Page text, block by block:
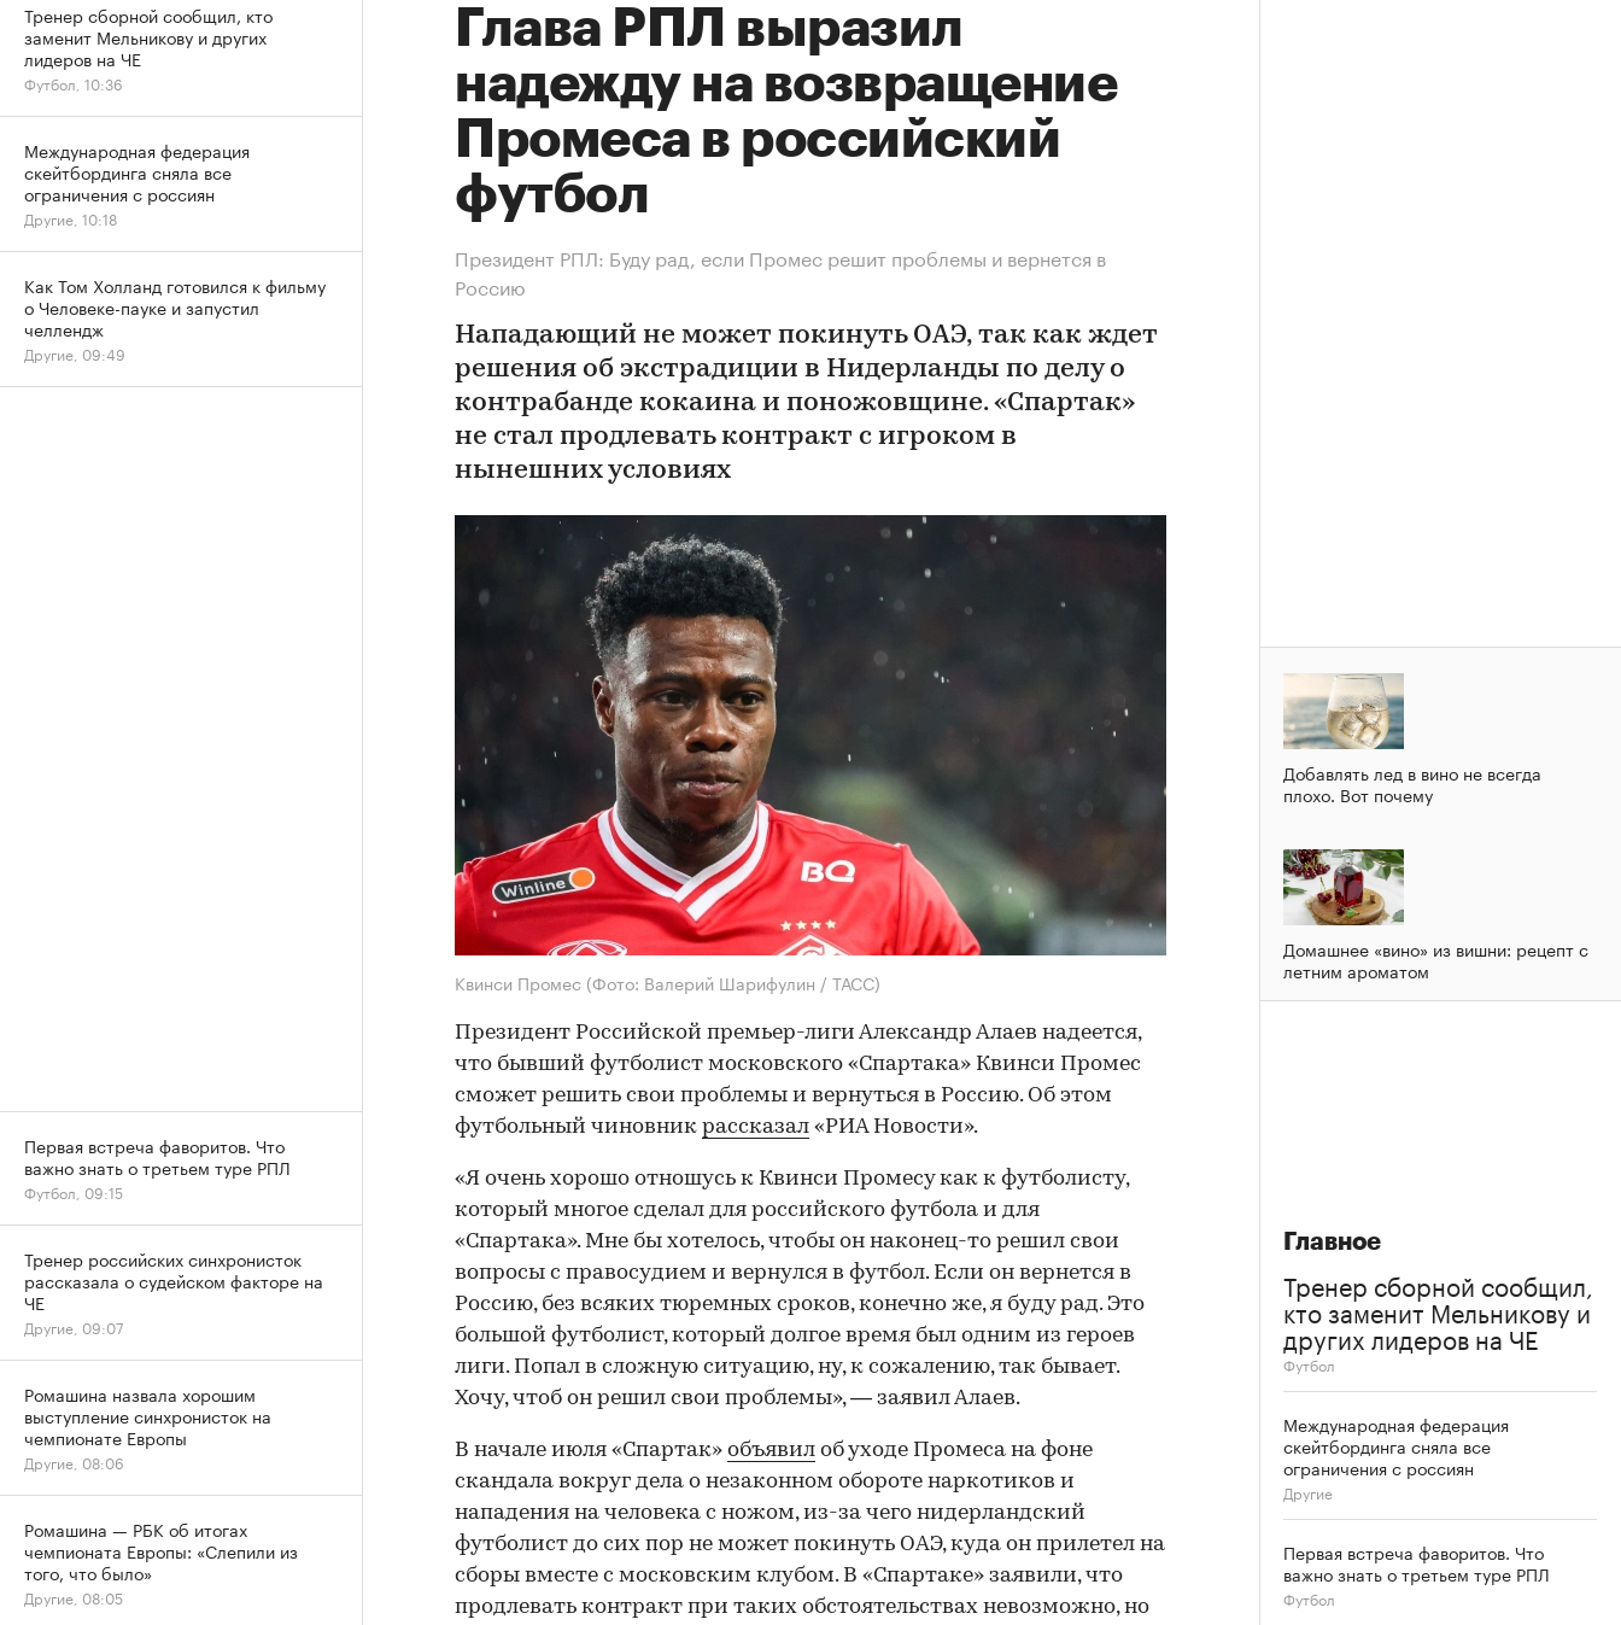
Глава РПЛ выразил
надежду на возвращение
Промеса в российский
футбол
Президент РПЛ: Буду рад, если Промес решит проблемы и вернется в
Россию
Нападающий не может покинуть ОАЭ, так как ждет
решения об экстрадиции в Нидерланды по делу о
контрабанде кокаина и поножовщине. «Спартак»
не стал продлевать контракт с игроком в
нынешних условиях
Квинси Промес (Фото: Валерий Шарифулин / ТАСС)
Президент Российской премьер-лиги Александр Алаев надеется,
что бывший футболист московского «Спартака» Квинси Промес
сможет решить свои проблемы и вернуться в Россию. Об этом
футбольный чиновник рассказал «РИА Новости».
«Я очень хорошо отношусь к Квинси Промесу как к футболисту,
который многое сделал для российского футбола и для
«Спартака». Мне бы хотелось, чтобы он наконец-то решил свои
вопросы с правосудием и вернулся в футбол. Если он вернется в
Россию, без всяких тюремных сроков, конечно же, я буду рад. Это
большой футболист, который долгое время был одним из героев
лиги. Попал в сложную ситуацию, ну, к сожалению, так бывает.
Хочу, чтоб он решил свои проблемы», — заявил Алаев.
В начале июля «Спартак» объявил об уходе Промеса на фоне
скандала вокруг дела о незаконном обороте наркотиков и
нападения на человека с ножом, из-за чего нидерландский
футболист до сих пор не может покинуть ОАЭ, куда он прилетел на
сборы вместе с московским клубом. В «Спартаке» заявили, что
продлевать контракт при таких обстоятельствах невозможно, но
Добавлять лед в вино не всегда
плохо. Вот почему
Домашнее «вино» из вишни: рецепт с
летним ароматом
Главное
Тренер сборной сообщил,
кто заменит Мельникову и
других лидеров на ЧЕ
Футбол
Международная федерация
скейтбординга сняла все
ограничения с россиян
Другие
Первая встреча фаворитов. Что
важно знать о третьем туре РПЛ
Футбол
Тренер сборной сообщил, кто
заменит Мельникову и других
лидеров на ЧЕ
Футбол, 10:36
Международная федерация
скейтбординга сняла все
ограничения с россиян
Другие, 10:18
Как Том Холланд готовился к фильму
о Человеке-пауке и запустил
челлендж
Другие, 09:49
Первая встреча фаворитов. Что
важно знать о третьем туре РПЛ
Футбол, 09:15
Тренер российских синхронисток
рассказала о судейском факторе на
ЧЕ
Другие, 09:07
Ромашина назвала хорошим
выступление синхронисток на
чемпионате Европы
Другие, 08:06
Ромашина — РБК об итогах
чемпионата Европы: «Слепили из
того, что было»
Другие, 08:05